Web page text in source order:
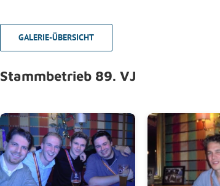
GALERIE-ÜBERSICHT
Stammbetrieb 89. VJ